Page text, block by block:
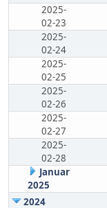
2025-
02-23
2025-
02-24
2025-
02-25
2025-
02-26
2025-
02-27
2025-
02-28
Januar
2025
2024